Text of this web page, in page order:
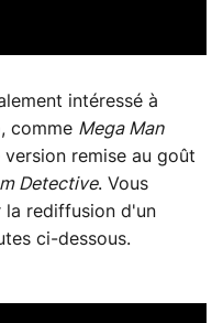
intéressé à
comme Mega Man
version remise au goût
Detective. Vous
la rediffusion d'un
ci-dessous.